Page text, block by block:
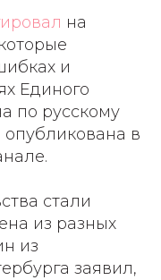
на
и
Единого
по русскому
в
стали
из разных
из
заявил,